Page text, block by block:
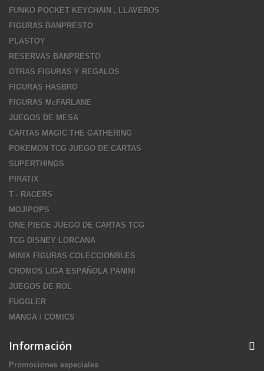
FUNKO POCKET KEYCHAIN , LLAVEROS
FIGURAS BANPRESTO
PLASTOY
RESERVAS BANPRESTO
OTRAS FIGURAS Y REGALOS
FIGURAS HASBRO
FIGURAS McFARLANE
JUEGOS DE MESA
CARTAS MAGIC THE GATHERING
POKEMON TCG JUEGO DE CARTAS
SUPERTHINGS
PIRATIX
T - RACERS
MOJIPOPS
ONE PIECE JUEGO DE CARTAS TCG
TCG DISNEY LORCANA
MINIX FIGURAS COLECCIONBLES
CROMOS LIGA ESPAÑOLA PANINI
JUEGOS DE ROL
FUGGLER
MANGA / COMICS
Información
Promociones especiales